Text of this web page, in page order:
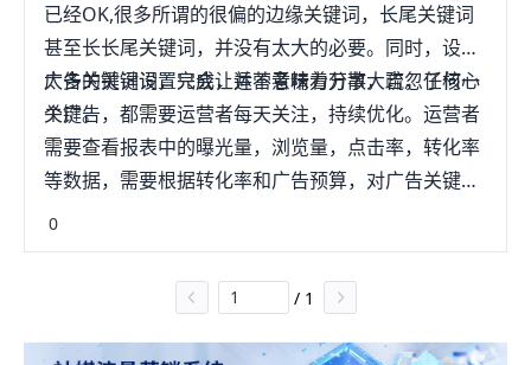
已经OK,很多所谓的很偏的边缘关键词，长尾关键词
甚至长长尾关键词，并没有太大的必要。同时，设置
太多的关键词，只会让运营者精力分散，疏忽了核心
关键。
广告关键词设置完成，并不意味着万事大吉，任何一
个广告，都需要运营者每天关注，持续优化。运营者
需要查看报表中的曝光量，浏览量，点击率，转化率
等数据，需要根据转化率和广告预算，对广告关键
词，点击单价等进行优化调察薯整，没有曝光的关键
词适当删除，曝光少但转化率高的关键词，适当调高
单次点击价格，通过提升曝光量和浏览量来拉升销量
0
/ 1